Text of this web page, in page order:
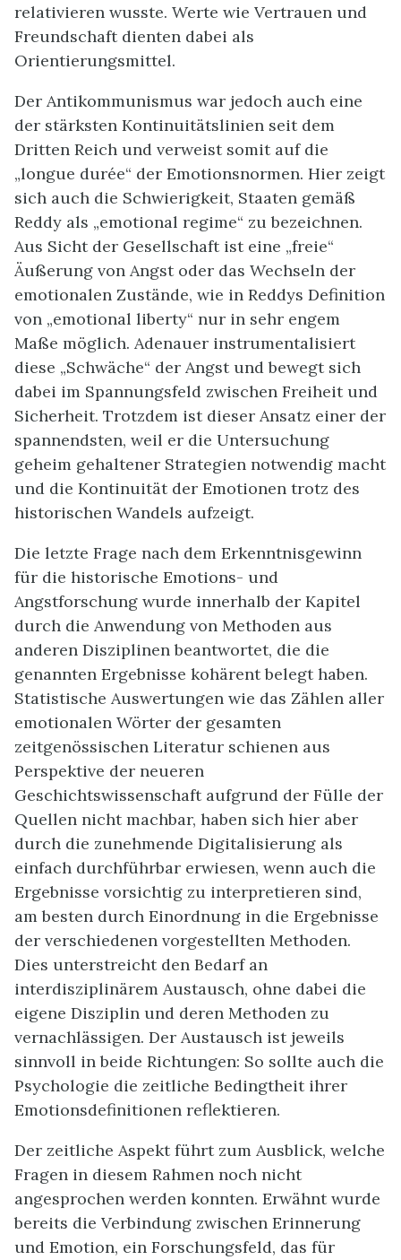
relativieren wusste. Werte wie Vertrauen und
Freundschaft dienten dabei als
Orientierungsmittel.
Der Antikommunismus war jedoch auch eine
der stärksten Kontinuitätslinien seit dem
Dritten Reich und verweist somit auf die
„longue durée“ der Emotionsnormen. Hier zeigt
sich auch die Schwierigkeit, Staaten gemäß
Reddy als „emotional regime“ zu bezeichnen.
Aus Sicht der Gesellschaft ist eine „freie“
Äußerung von Angst oder das Wechseln der
emotionalen Zustände, wie in Reddys Definition
von „emotional liberty“ nur in sehr engem
Maße möglich. Adenauer instrumentalisiert
diese „Schwäche“ der Angst und bewegt sich
dabei im Spannungsfeld zwischen Freiheit und
Sicherheit. Trotzdem ist dieser Ansatz einer der
spannendsten, weil er die Untersuchung
geheim gehaltener Strategien notwendig macht
und die Kontinuität der Emotionen trotz des
historischen Wandels aufzeigt.
Die letzte Frage nach dem Erkenntnisgewinn
für die historische Emotions- und
Angstforschung wurde innerhalb der Kapitel
durch die Anwendung von Methoden aus
anderen Disziplinen beantwortet, die die
genannten Ergebnisse kohärent belegt haben.
Statistische Auswertungen wie das Zählen aller
emotionalen Wörter der gesamten
zeitgenössischen Literatur schienen aus
Perspektive der neueren
Geschichtswissenschaft aufgrund der Fülle der
Quellen nicht machbar, haben sich hier aber
durch die zunehmende Digitalisierung als
einfach durchführbar erwiesen, wenn auch die
Ergebnisse vorsichtig zu interpretieren sind,
am besten durch Einordnung in die Ergebnisse
der verschiedenen vorgestellten Methoden.
Dies unterstreicht den Bedarf an
interdisziplinärem Austausch, ohne dabei die
eigene Disziplin und deren Methoden zu
vernachlässigen. Der Austausch ist jeweils
sinnvoll in beide Richtungen: So sollte auch die
Psychologie die zeitliche Bedingtheit ihrer
Emotionsdefinitionen reflektieren.
Der zeitliche Aspekt führt zum Ausblick, welche
Fragen in diesem Rahmen noch nicht
angesprochen werden konnten. Erwähnt wurde
bereits die Verbindung zwischen Erinnerung
und Emotion, ein Forschungsfeld, das für